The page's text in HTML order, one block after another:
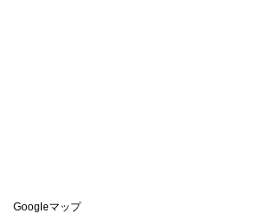
Googleマップ